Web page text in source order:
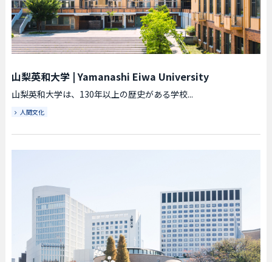
山梨英和大学|Yamanashi Eiwa University
山梨英和大学は、130年以上の歴史がある学校...
人間文化